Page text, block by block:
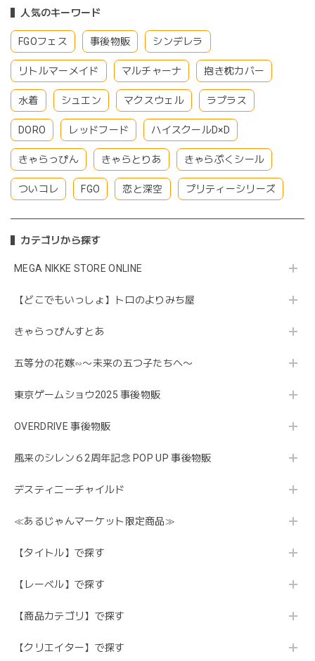
人気のキーワード
FGOフェス 事後物販 シンデレラ
リトルマーメイド マルチャーナ 抱き枕カバー
水着 シュエン マクスウェル ラプラス
DORO レッドフード ハイスクールD×D
きゃらっぴん きゃらとりあ きゃらぷくシール
ついコレ FGO 恋と深空 プリティーシリーズ
カテゴリから探す
MEGA NIKKE STORE ONLINE
【どこでもいっしょ】トロのよりみち屋
きゃらっぴんすとあ
五等分の花嫁∽〜未来の五つ子たちへ〜
東京ゲームショウ2025 事後物販
OVERDRIVE 事後物販
風来のシレン６2周年記念 POP UP 事後物販
デスティニーチャイルド
≪あるじゃんマーケット限定商品≫
【タイトル】で探す
【レーベル】で探す
【商品カテゴリ】で探す
【クリエイター】で探す